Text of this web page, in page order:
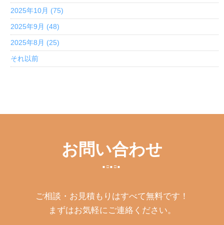
2025年10月 (75)
2025年9月 (48)
2025年8月 (25)
それ以前
お問い合わせ
ご相談・お見積もりはすべて無料です！
まずはお気軽にご連絡ください。